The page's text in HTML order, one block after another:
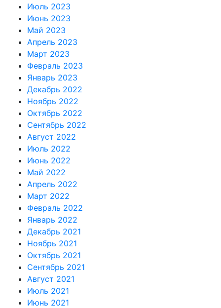
Июль 2023
Июнь 2023
Май 2023
Апрель 2023
Март 2023
Февраль 2023
Январь 2023
Декабрь 2022
Ноябрь 2022
Октябрь 2022
Сентябрь 2022
Август 2022
Июль 2022
Июнь 2022
Май 2022
Апрель 2022
Март 2022
Февраль 2022
Январь 2022
Декабрь 2021
Ноябрь 2021
Октябрь 2021
Сентябрь 2021
Август 2021
Июль 2021
Июнь 2021